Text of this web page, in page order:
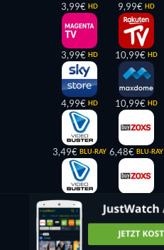
3,99€ HD
3,99€ HD
4,99€ HD
3,49€ BLU-RAY
3,49€
9,99€ HD
10,99€ HD
10,99€ HD
6,48€ BLU-RAY